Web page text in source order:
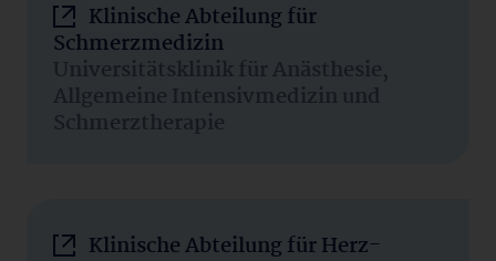
Klinische Abteilung für
Schmerzmedizin
Universitätsklinik für Anästhesie,
Allgemeine Intensivmedizin und
Schmerztherapie
Klinische Abteilung für Herz-